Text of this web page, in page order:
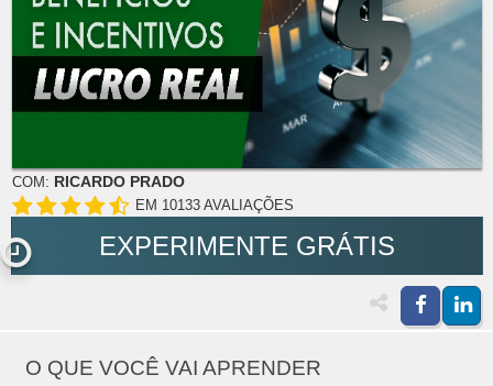
COM: RICARDO PRADO
EM 10133 AVALIAÇÕES
EXPERIMENTE GRÁTIS
O QUE VOCÊ VAI APRENDER